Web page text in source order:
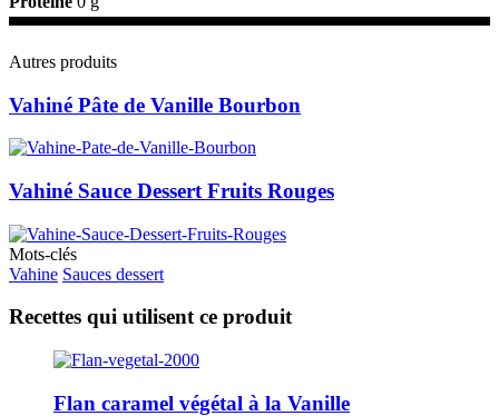
Autres produits
Vahiné Pâte de Vanille Bourbon
Vahiné Sauce Dessert Fruits Rouges
Mots-clés
Vahine Sauces dessert
Recettes qui utilisent ce produit
Flan caramel végétal à la Vanille